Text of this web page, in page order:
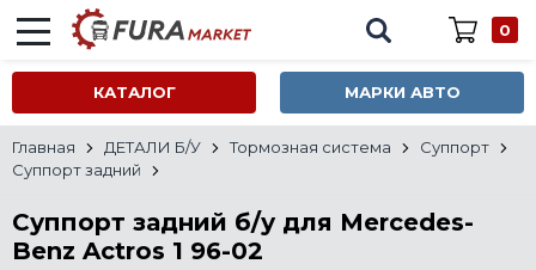
0
КАТАЛОГ МАРКИ АВТО
Главная ДЕТАЛИ Б/У Тормозная система
Суппорт
Суппорт задний
Суппорт задний б/у для Mercedes-
Benz Actros 1 96-02